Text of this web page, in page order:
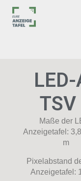
Inhalt
springen
Maße der
Anzeigetafel:
m
Pixelabstand
Anzeigetafel: